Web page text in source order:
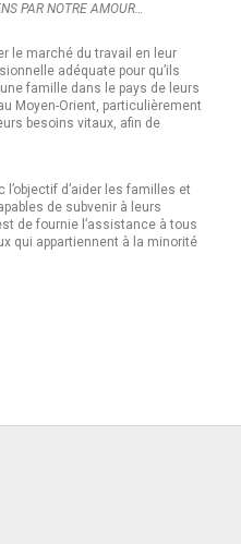
PAR NOTRE AMOUR…
le marché du travail en leur
adéquate pour qu’ils
famille dans le pays de leurs
Moyen-Orient, particulièrement
besoins vitaux, afin de
d’aider les familles et
de subvenir à leurs
de fournie l’assistance à tous
qui appartiennent à la minorité